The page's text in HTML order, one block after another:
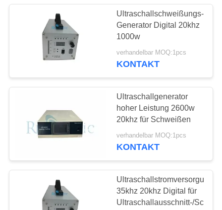
48
Flüssiger mit
Ultraschallprozessor
Ultraschallschweißungs-
Generator Digital 20khz
1000w
verhandelbar MOQ:1pcs
KONTAKT
Ultraschallgenerator
hoher Leistung 2600w
20khz für Schweißen
verhandelbar MOQ:1pcs
KONTAKT
Ultraschallstromversorgung
35khz 20khz Digital für
Ultraschallausschnitt-/